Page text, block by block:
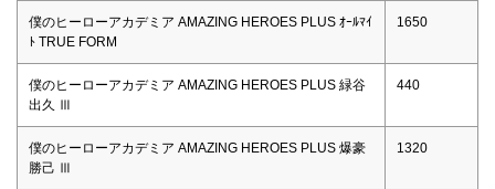
僕のヒーローアカデミア AMAZING HEROES PLUS ｵｰﾙﾏｲ
ﾄ TRUE FORM
1650
僕のヒーローアカデミア AMAZING HEROES PLUS 緑谷
出久 Ⅲ
440
僕のヒーローアカデミア AMAZING HEROES PLUS 爆豪
勝己 Ⅲ
1320